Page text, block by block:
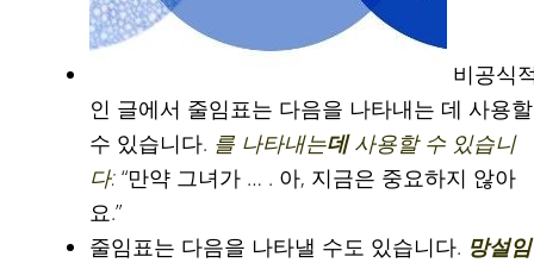
비공식
인 글에서 줄임표는 다음을 나타내는 데 사용할
수 있습니다. 를 나타내는데사용할 수 있습니
다: “만약 그녀가 … . 아, 지금은 중요하지 않아
요.”
줄임표는 다음을 나타낼 수도 있습니다. 망설임